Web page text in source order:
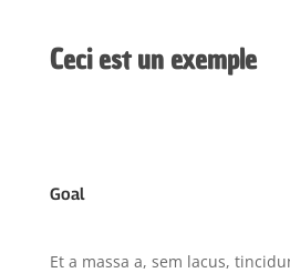
Ceci est un exemple
Goal
Et a massa a, sem lacus,